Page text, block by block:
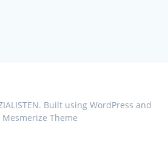
Built using WordPress and
Mesmerize Theme